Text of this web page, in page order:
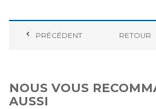
PRÉCÉDENT RETOUR
NOUS VOUS
AUSSI